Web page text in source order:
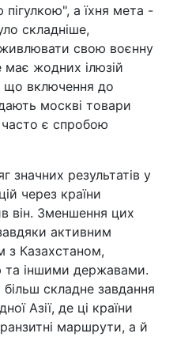
пігулкою", а їхня мета -
складніше,
свою воєнну
жодних ілюзій
включення до
москві товари
часто є спробою
результатів у
через країни
він. Зменшення цих
активним
з Казахстаном,
та іншими державами.
складне завдання
Азії, де ці країни
маршрути, а й